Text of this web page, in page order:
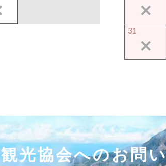
31
観光協会へのお問